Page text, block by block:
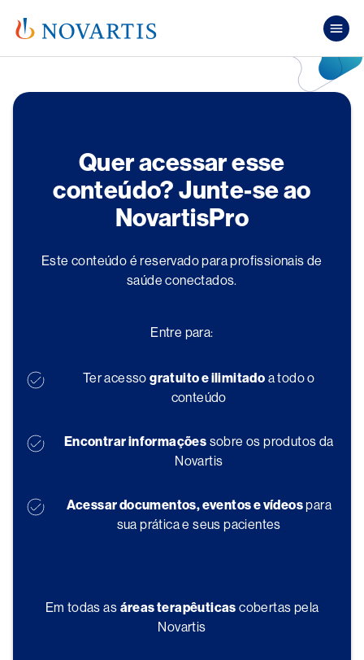
Quer acessar esse
conteúdo? Junte-se ao
NovartisPro
Este conteúdo é reservado para profissionais de
saúde conectados.
Entre para:
Ter acessogratuito e ilimitado a todo o
conteúdo
Encontrar informações sobre os produtos da
Novartis
Acessar documentos, eventos e vídeospara
sua prática e seus pacientes
Em todas as áreas terapêuticas cobertas pela
Novartis